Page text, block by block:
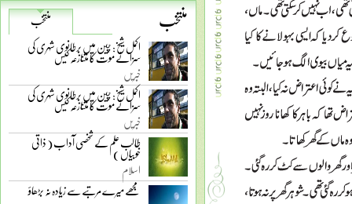
منتخب
منتخب
اکمل شیخ: چین میں برطانوی شہری کی
سزائے موت کا متنازعہ کیس
خبریں
اکمل شیخ: چین میں برطانوی شہری کی
سزائے موت کا متنازعہ کیس
خبریں
طالب علم کے شخصی آداب ( ذاتی
خوبیاں )
اسلام
مجھے میرے مرتبے سے زیادہ نہ بڑھاؤ